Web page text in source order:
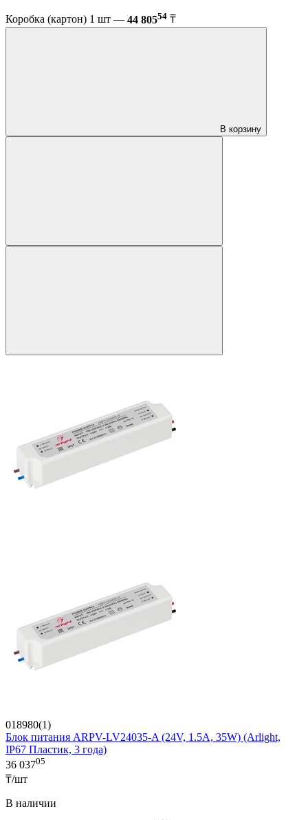
Коробка (картон) 1 шт — 44 80554 ₸
В корзину
018980(1)
Блок питания ARPV-LV24035-A (24V, 1.5A, 35W) (Arlight,
IP67 Пластик, 3 года)
36 03705
₸/шт
В наличии